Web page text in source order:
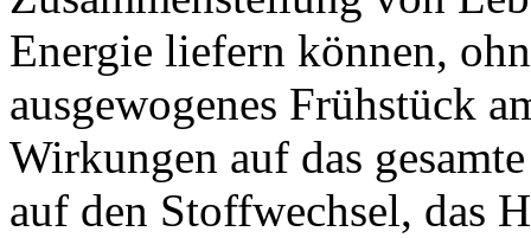
Energie liefern können,
ausgewogenes Frühstück
Wirkungen auf das
auf den Stoffwechsel, das